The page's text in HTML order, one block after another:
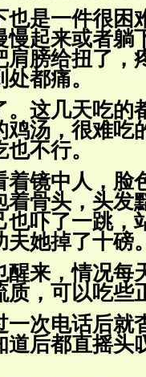
也是一件很困
慢起来或者躺
肩膀给扭了，
都痛。
。这几天吃的
鸡汤，很难吃
不行。
着镜中人，脸
着骨头，头发
也吓了一跳，
夫她掉了十磅
醒来，情况每
质，可以吃些
一次电话后就
道后都直摇头